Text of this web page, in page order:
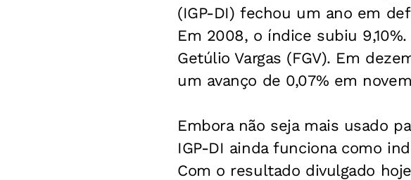
(IGP-DI) fechou um ano em
Em 2008, o índice subiu
Getúlio Vargas (FGV). Em
um avanço de 0,07% em
Embora não seja mais usado
IGP-DI ainda funciona como
Com o resultado divulgado